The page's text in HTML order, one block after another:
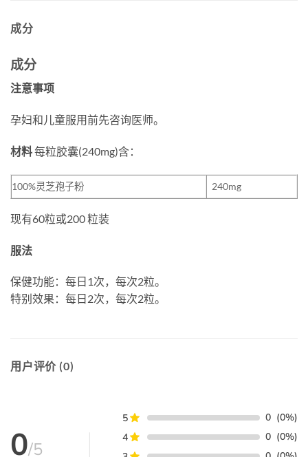
成分
成分
注意事项
孕妇和儿童服用前先咨询医师。
材料每粒胶囊(240mg)含：
100%灵芝孢子粉 240mg
现有60粒或200 粒装
服法
保健功能：每日1次，每次2粒。
特别效果：每日2次，每次2粒。
用户评价 (0)
0/5
5 0 (0%)
4
0 (0%)